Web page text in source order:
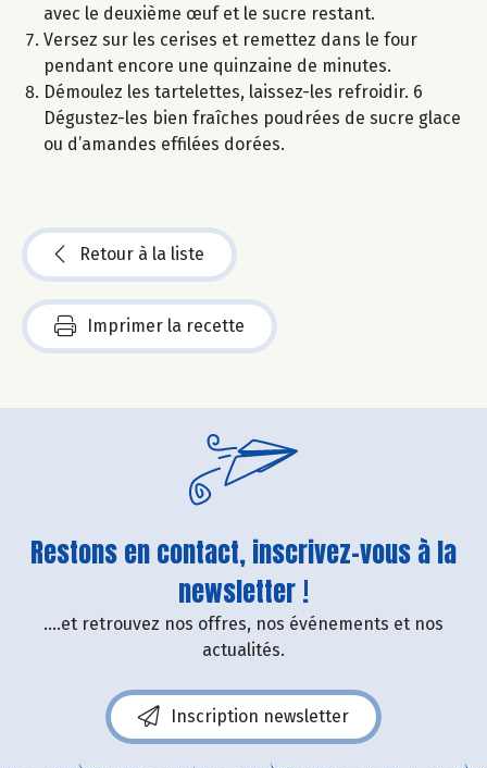
avec le deuxième œuf et le sucre restant.
Versez sur les cerises et remettez dans le four
pendant encore une quinzaine de minutes.
Démoulez les tartelettes, laissez-les refroidir. 6
Dégustez-les bien fraîches poudrées de sucre glace
ou d’amandes effilées dorées.
Retour à la liste
Imprimer la recette
Restons en contact, inscrivez-vous à la
newsletter !
....et retrouvez nos offres, nos événements et nos
actualités.
Inscription newsletter